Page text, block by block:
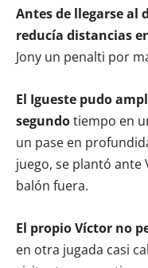
Antes de llegarse al
reducía distancias
Jony un penalti por
El Igueste pudo
segundotiempo en
un pase en
juego, se plantó
balón fuera.
El propio Víctor no
en otra jugada casi